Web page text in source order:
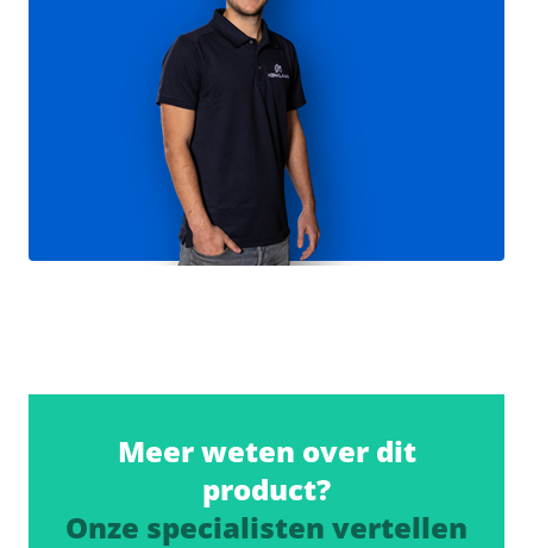
Meer weten over dit
product?
Onze specialisten vertellen